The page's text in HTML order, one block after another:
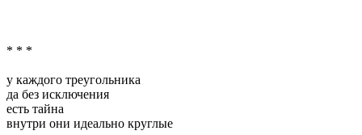
* * *
у каждого треугольника
да без исключения
есть тайна
внутри они идеально круглые